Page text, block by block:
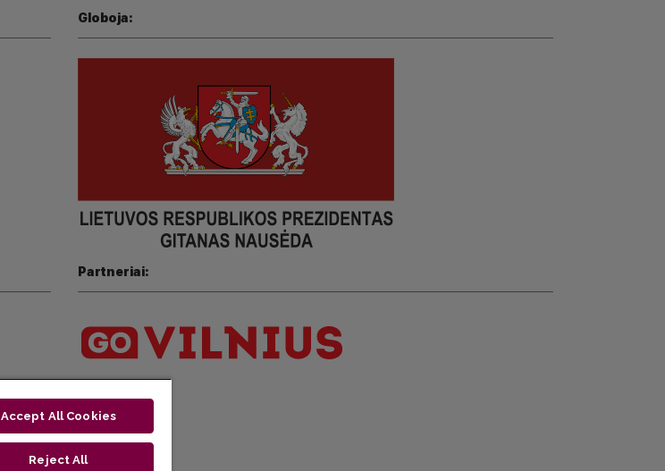
Globoja:
Partneriai:
Accept All Cookies
Reject All